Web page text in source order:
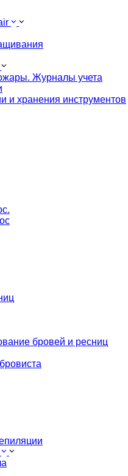
Журналы учета
и хранения инструментов
бровей и ресниц